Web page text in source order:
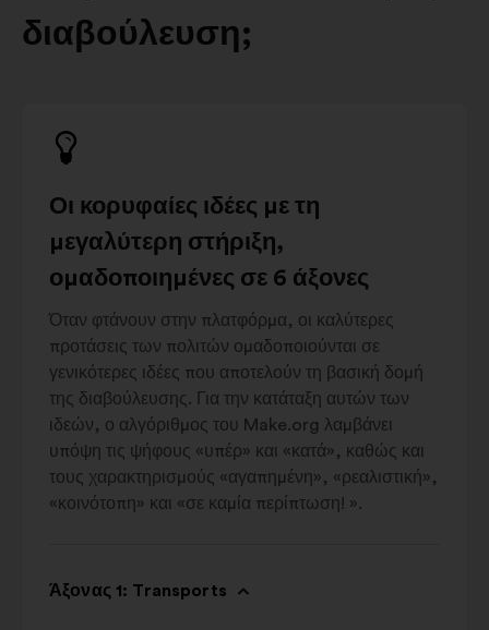
διαβούλευση;
Οι κορυφαίες ιδέες με τη
μεγαλύτερη στήριξη,
ομαδοποιημένες σε 6 άξονες
Όταν φτάνουν στην πλατφόρμα, οι καλύτερες
προτάσεις των πολιτών ομαδοποιούνται σε
γενικότερες ιδέες που αποτελούν τη βασική δομή
της διαβούλευσης. Για την κατάταξη αυτών των
ιδεών, ο αλγόριθμος του Make.org λαμβάνει
υπόψη τις ψήφους «υπέρ» και «κατά», καθώς και
τους χαρακτηρισμούς «αγαπημένη», «ρεαλιστική»,
«κοινότοπη» και «σε καμία περίπτωση! ».
Άξονας 1: Transports